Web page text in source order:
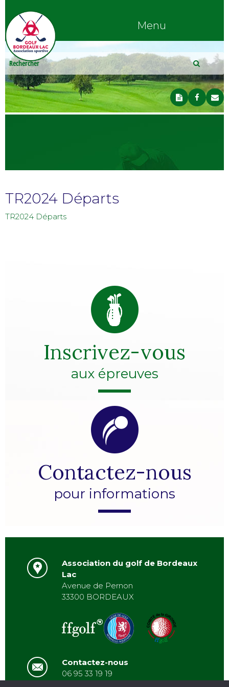
Menu
TR2024 Départs
TR2024 Départs
Inscrivez-vous
aux épreuves
Contactez-nous
pour informations
Association du golf de Bordeaux
Lac
Avenue de Pernon
33300 BORDEAUX
Contactez-nous
06 95 33 19 19